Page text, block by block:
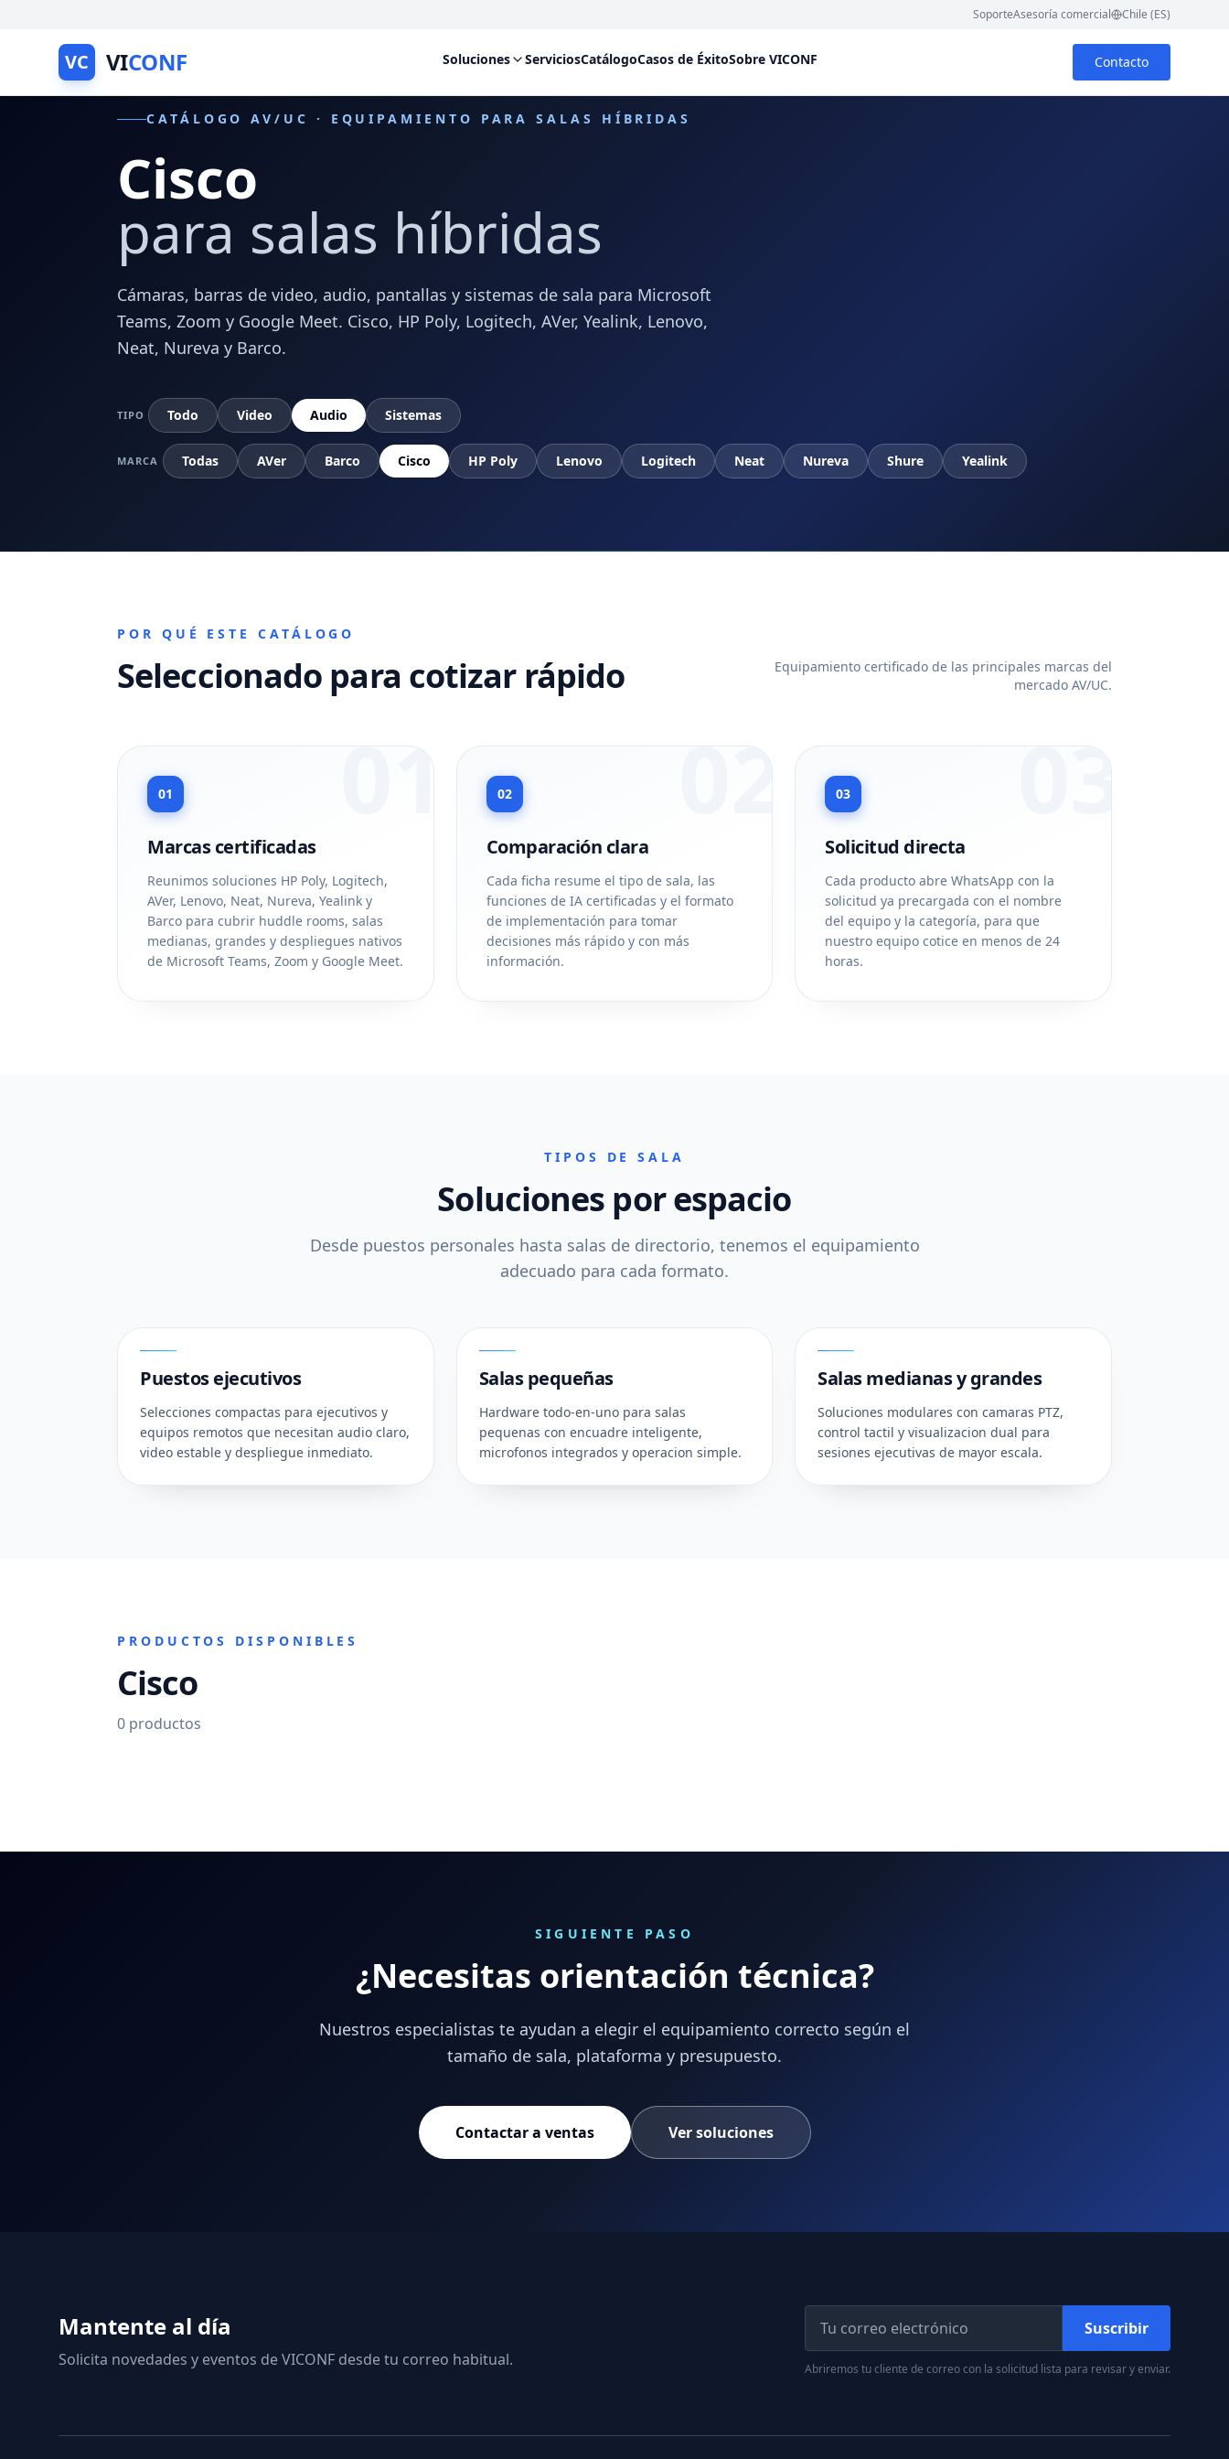
SoporteAsesoría comercial Chile (ES)
VC VICONF Soluciones ServiciosCatálogoCasos de ÉxitoSobre VICONF Contacto
CATÁLOGO AV/UC · EQUIPAMIENTO PARA SALAS HÍBRIDAS
Cisco
para salas híbridas
Cámaras, barras de video, audio, pantallas y sistemas de sala para Microsoft
Teams, Zoom y Google Meet. Cisco, HP Poly, Logitech, AVer, Yealink, Lenovo,
Neat, Nureva y Barco.
TIPO Todo Video Audio Sistemas
MARCA Todas AVer Barco Cisco HP Poly Lenovo Logitech Neat Nureva Shure Yealink
POR QUÉ ESTE CATÁLOGO
Seleccionado para cotizar rápido
Equipamiento certificado de las principales marcas del
mercado AV/UC.
01
01
Marcas certificadas
Reunimos soluciones HP Poly, Logitech,
AVer, Lenovo, Neat, Nureva, Yealink y
Barco para cubrir huddle rooms, salas
medianas, grandes y despliegues nativos
de Microsoft Teams, Zoom y Google Meet.
02
02
Comparación clara
Cada ficha resume el tipo de sala, las
funciones de IA certificadas y el formato
de implementación para tomar
decisiones más rápido y con más
información.
03
03
Solicitud directa
Cada producto abre WhatsApp con la
solicitud ya precargada con el nombre
del equipo y la categoría, para que
nuestro equipo cotice en menos de 24
horas.
TIPOS DE SALA
Soluciones por espacio
Desde puestos personales hasta salas de directorio, tenemos el equipamiento
adecuado para cada formato.
Puestos ejecutivos
Selecciones compactas para ejecutivos y
equipos remotos que necesitan audio claro,
video estable y despliegue inmediato.
Salas pequeñas
Hardware todo-en-uno para salas
pequenas con encuadre inteligente,
microfonos integrados y operacion simple.
Salas medianas y grandes
Soluciones modulares con camaras PTZ,
control tactil y visualizacion dual para
sesiones ejecutivas de mayor escala.
PRODUCTOS DISPONIBLES
Cisco
0 productos
SIGUIENTE PASO
¿Necesitas orientación técnica?
Nuestros especialistas te ayudan a elegir el equipamiento correcto según el
tamaño de sala, plataforma y presupuesto.
Contactar a ventas Ver soluciones
Mantente al día
Solicita novedades y eventos de VICONF desde tu correo habitual.
Suscribir
Abriremos tu cliente de correo con la solicitud lista para revisar y enviar.